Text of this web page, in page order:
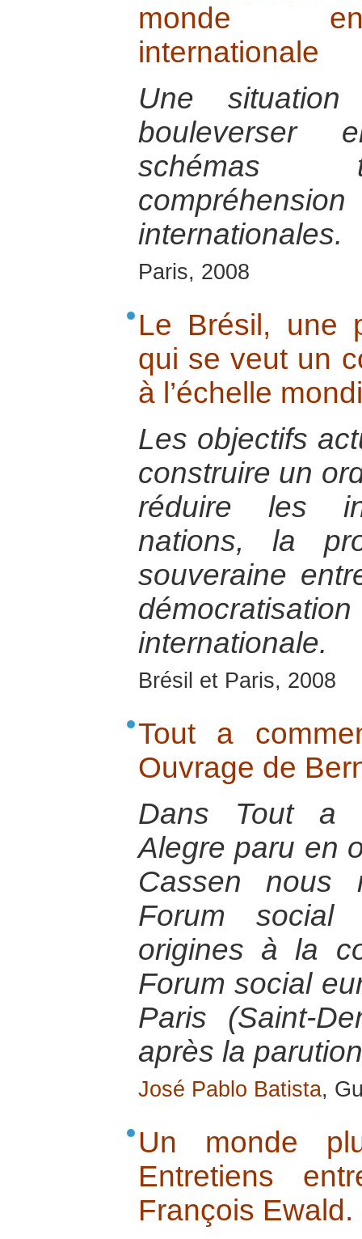
monde en
internationale
Une
bouleverser
schémas
internationales.
Paris, 2008
Le Brésil, une
qui se veut un
à l’échelle
Les objectifs
construire un
réduire les
nations, la
souveraine
internationale.
Brésil et Paris, 2008
Tout a
Ouvrage de
Dans Tout a
Alegre paru en
Cassen nous
Forum
origines à la
Forum social
Paris (Saint-
après la
José Pablo Batista,
Un monde
Entretiens
François Ewald.